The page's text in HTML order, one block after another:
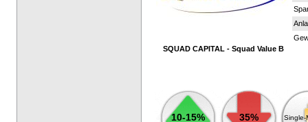
SQUAD CAPITAL - Squad Value B
10-15% 35% Single-